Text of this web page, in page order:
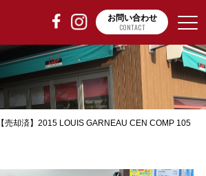
お問い合わせ
CONTACT
【売却済】2015 LOUIS GARNEAU CEN COMP 105